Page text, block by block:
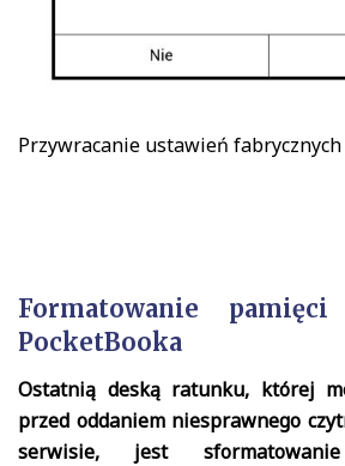
Przywracanie ustawień fabrycznych
Formatowanie pamięci
PocketBooka
Ostatnią deską ratunku, której
przed oddaniem niesprawnego
serwisie, jest